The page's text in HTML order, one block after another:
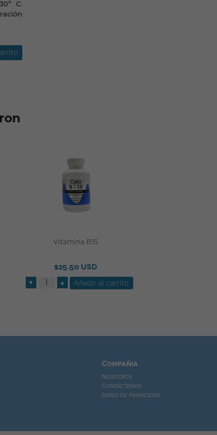
C.
Vitamina B15
$25.50 USD
▼ ▲
Compañia
Nosotros
Contáctenos
Aviso de privacidad